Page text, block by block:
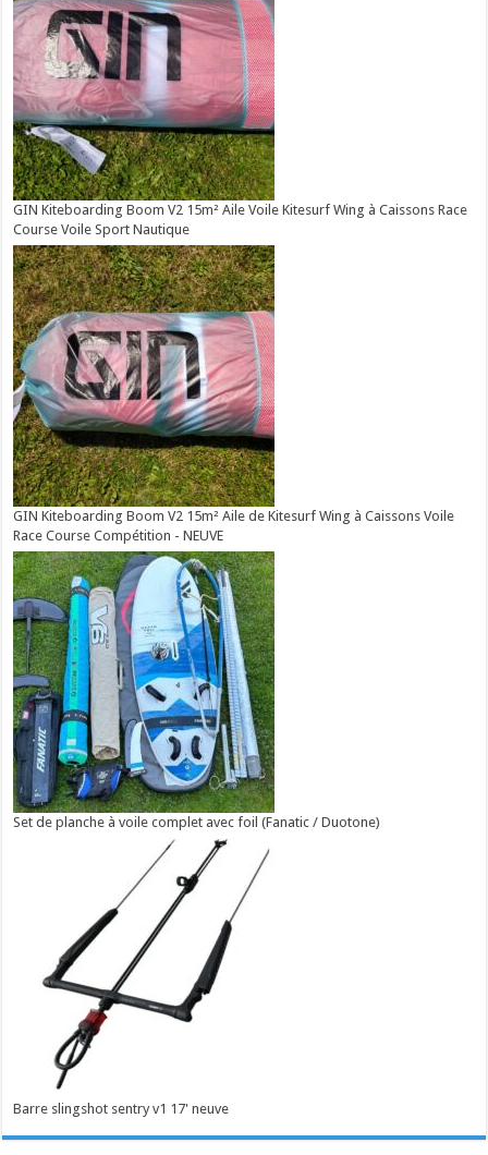
GIN Kiteboarding Boom V2 15m² Aile Voile Kitesurf Wing à Caissons Race
Course Voile Sport Nautique
GIN Kiteboarding Boom V2 15m² Aile de Kitesurf Wing à Caissons Voile
Race Course Compétition - NEUVE
Set de planche à voile complet avec foil (Fanatic / Duotone)
Barre slingshot sentry v1 17' neuve